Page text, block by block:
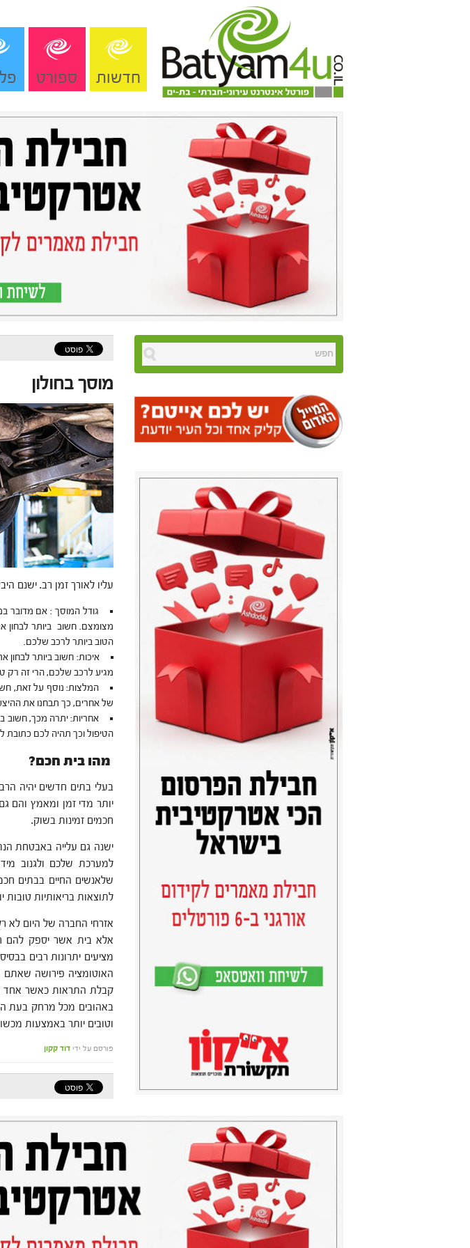
חדשות ספורט
מוסך בחולון
עליו לאורך זמן רב. ישנם
גודל המוסך : אם מדובר
מצומצם. חשוב ביותר לבחון
הטוב ביותר לרכב שלכם.
איכות: חשוב ביותר לבחון
מגיע לרכב שלכם, הרי זה רק
המלצות: נוסף על זאת,
של אחרים, כך תבחנו את
אחריות: יתרה מכך, חשוב
הטיפול וכך תהיה לכם כתובת
מהו בית חכם?
בעלי בתים חדשים יהיה
יותר מדי זמן ומאמץ והם גם
חכמים זמינות בשוק.
ישנה גם עלייה באבטחת
למערכת שלכם ולגנוב
שלאנשים החיים בבתים
לתוצאות בריאותיות טובות
אזרחי החברה של היום לא
אלא בית אשר יספק להם
מציעים יתרונות רבים
האוטומציה פירושה שאתם
קבלת התראות כאשר אחד
באהובים מכל מרחק בעת
וטובים יותר באמצעות
פורסם על ידי דוד קקון